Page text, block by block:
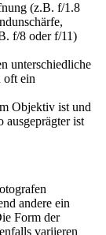
(z.B. f/1.8
f/8 oder f/11)
unterschiedliche
oft ein
Objektiv ist und
ausgeprägter ist
andere ein
Form der
variieren